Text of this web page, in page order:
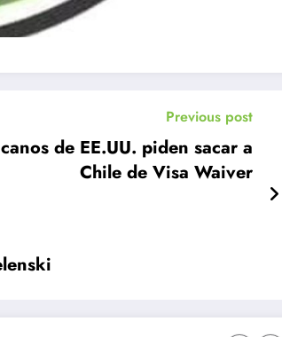
Previous post
de EE.UU. piden sacar a
Chile de Visa Waiver